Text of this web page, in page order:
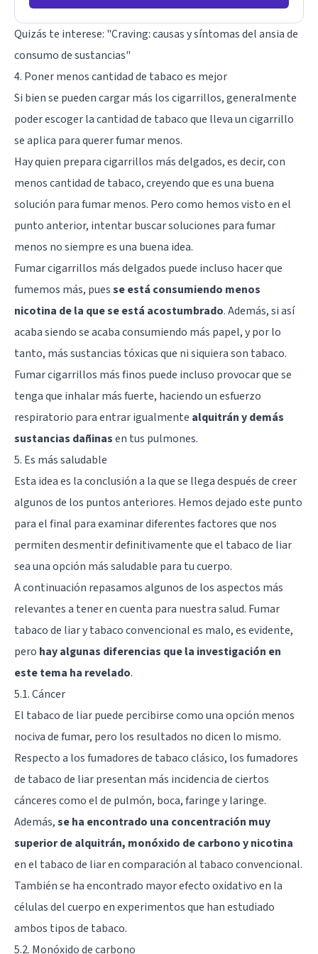
Quizás te interese: "Craving: causas y síntomas del ansia de
consumo de sustancias"
4. Poner menos cantidad de tabaco es mejor
Si bien se pueden cargar más los cigarrillos, generalmente
poder escoger la cantidad de tabaco que lleva un cigarrillo
se aplica para querer fumar menos.
Hay quien prepara cigarrillos más delgados, es decir, con
menos cantidad de tabaco, creyendo que es una buena
solución para fumar menos. Pero como hemos visto en el
punto anterior, intentar buscar soluciones para fumar
menos no siempre es una buena idea.
Fumar cigarrillos más delgados puede incluso hacer que
fumemos más, puesse está consumiendo menos
nicotina de la que se está acostumbrado. Además, si así
acaba siendo se acaba consumiendo más papel, y por lo
tanto, más sustancias tóxicas que ni siquiera son tabaco.
Fumar cigarrillos más finos puede incluso provocar que se
tenga que inhalar más fuerte, haciendo un esfuerzo
respiratorio para entrar igualmente alquitrán y demás
sustancias dañinasen tus pulmones.
5. Es más saludable
Esta idea es la conclusión a la que se llega después de creer
algunos de los puntos anteriores. Hemos dejado este punto
para el final para examinar diferentes factores que nos
permiten desmentir definitivamente que el tabaco de liar
sea una opción más saludable para tu cuerpo.
A continuación repasamos algunos de los aspectos más
relevantes a tener en cuenta para nuestra salud. Fumar
tabaco de liar y tabaco convencional es malo, es evidente,
pero hay algunas diferencias que la investigación en
este tema ha revelado.
5.1. Cáncer
El tabaco de liar puede percibirse como una opción menos
nociva de fumar, pero los resultados no dicen lo mismo.
Respecto a los fumadores de tabaco clásico, los fumadores
de tabaco de liar presentan más incidencia de ciertos
cánceres como el de pulmón, boca, faringe y laringe.
Además,se ha encontrado una concentración muy
superior de alquitrán, monóxido de carbono y nicotina
en el tabaco de liar en comparación al tabaco convencional.
También se ha encontrado mayor efecto oxidativo en la
células del cuerpo en experimentos que han estudiado
ambos tipos de tabaco.
5.2. Monóxido de carbono